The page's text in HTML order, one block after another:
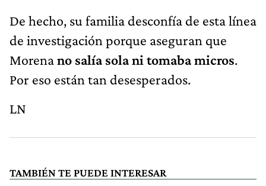
De hecho, su familia desconfía de esta línea
de investigación porque aseguran que
Morenano salía sola ni tomaba micros.
Por eso están tan desesperados.
LN
TAMBIÉN TE PUEDE INTERESAR